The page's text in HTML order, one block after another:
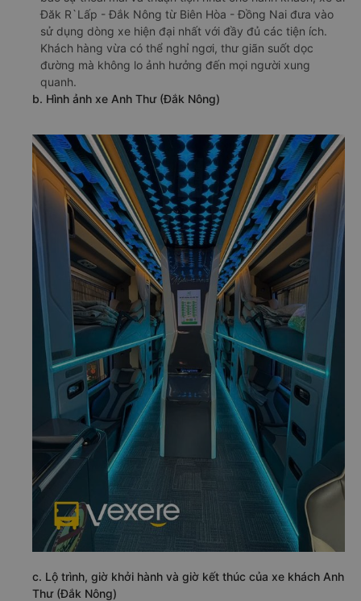
Đăk R`Lấp - Đắk Nông từ Biên Hòa - Đồng Nai đưa vào
sử dụng dòng xe hiện đại nhất với đầy đủ các tiện ích.
Khách hàng vừa có thể nghỉ ngơi, thư giãn suốt dọc
đường mà không lo ảnh hưởng đến mọi người xung
quanh.
b. Hình ảnh xe Anh Thư (Đắk Nông)
c. Lộ trình, giờ khởi hành và giờ kết thúc của xe khách Anh
Thư (Đắk Nông)